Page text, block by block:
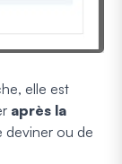
elle est
après la
deviner ou de